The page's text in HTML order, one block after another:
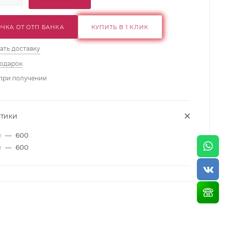
ОТ ОТП БАНКА КУПИТЬ В 1 КЛИК
доставку
получении
— 600
— 600